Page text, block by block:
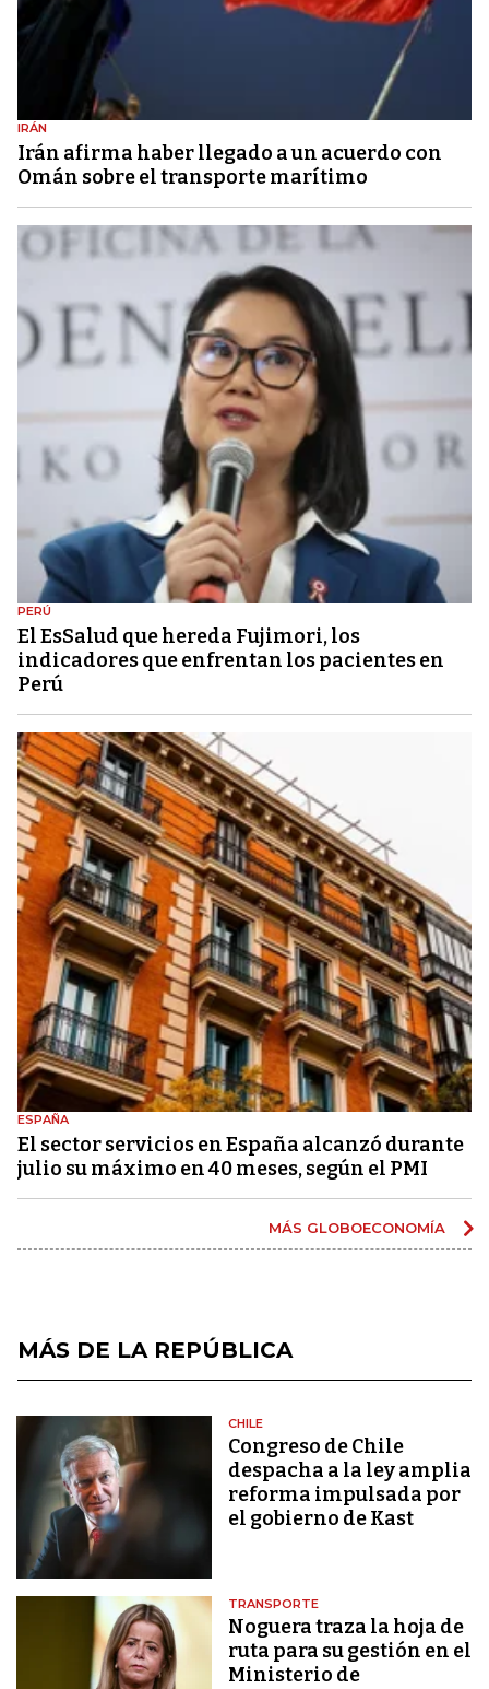
IRÁN
Irán afirma haber llegado a un acuerdo con
Omán sobre el transporte marítimo
PERÚ
El EsSalud que hereda Fujimori, los
indicadores que enfrentan los pacientes en
Perú
ESPAÑA
El sector servicios en España alcanzó durante
julio su máximo en 40 meses, según el PMI
MÁS GLOBOECONOMÍA
MÁS DE LA REPÚBLICA
CHILE
Congreso de Chile
despacha a la ley amplia
reforma impulsada por
el gobierno de Kast
TRANSPORTE
Noguera traza la hoja de
ruta para su gestión en el
Ministerio de